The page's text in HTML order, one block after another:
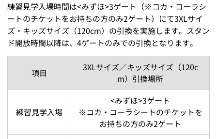
練習見学入場時間は<みずほ>3ゲート（※コカ・コーラシ
ートのチケットをお持ちの方のみ2ゲート）にて3XLサイ
ズ・キッズサイズ（120cm）の引換を実施します。スタン
ド開放時間以降は、4ゲートのみでの引換となります。
項目
3XLサイズ／キッズサイズ（120c
m）引換場所
練習見学入場
<みずほ>3ゲート
※コカ・コーラシートのチケットを
お持ちの方のみ2ゲート